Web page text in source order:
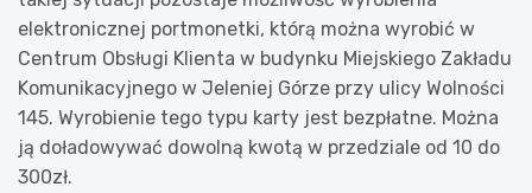
elektronicznej portmonetki, którą można wyrobić w
Centrum Obsługi Klienta w budynku Miejskiego Zakładu
Komunikacyjnego w Jeleniej Górze przy ulicy Wolności
145. Wyrobienie tego typu karty jest bezpłatne. Można
ją doładowywać dowolną kwotą w przedziale od 10 do
300zł.